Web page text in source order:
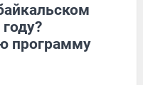
программу